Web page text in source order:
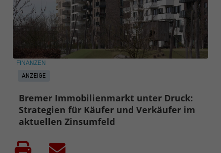
ANZEIGE
FINANZEN
Bremer Immobilienmarkt unter Druck:
Strategien für Käufer und Verkäufer im
aktuellen Zinsumfeld